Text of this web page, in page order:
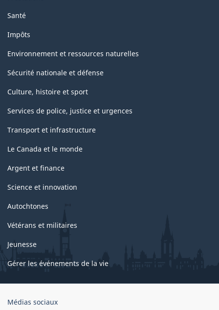
Santé
Impôts
Environnement et ressources naturelles
Sécurité nationale et défense
Culture, histoire et sport
Services de police, justice et urgences
Transport et infrastructure
Le Canada et le monde
Argent et finance
Science et innovation
Autochtones
Vétérans et militaires
Jeunesse
Gérer les événements de la vie
Organisation
Médias sociaux